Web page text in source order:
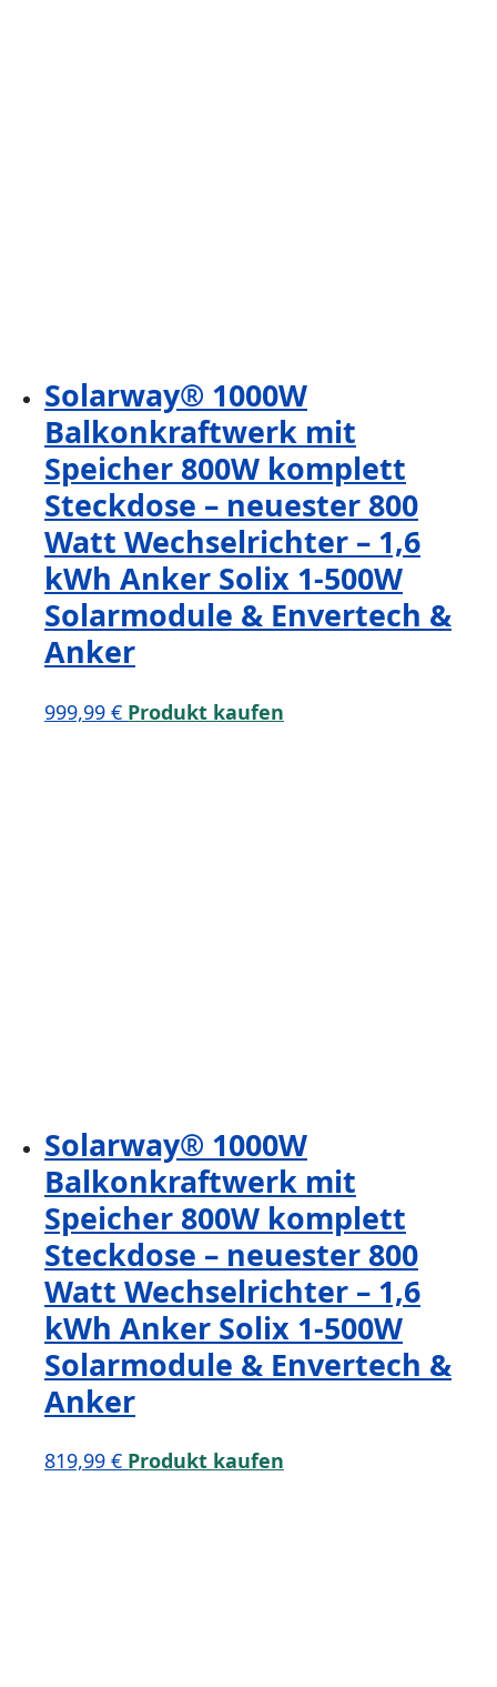
Solarway® 1000W
Balkonkraftwerk mit
Speicher 800W komplett
Steckdose – neuester 800
Watt Wechselrichter – 1,6
kWh Anker Solix 1-500W
Solarmodule & Envertech &
Anker
999,99 € Produkt kaufen
Solarway® 1000W
Balkonkraftwerk mit
Speicher 800W komplett
Steckdose – neuester 800
Watt Wechselrichter – 1,6
kWh Anker Solix 1-500W
Solarmodule & Envertech &
Anker
819,99 € Produkt kaufen